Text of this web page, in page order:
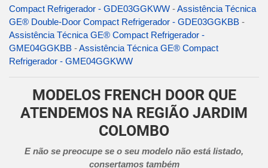
Compact Refrigerador - GDE03GGKWW -Assistência Técnica
GE® Double-Door Compact Refrigerador - GDE03GGKBB -
Assistência Técnica GE® Compact Refrigerador -
GME04GGKBB -Assistência Técnica GE® Compact
Refrigerador - GME04GGKWW
MODELOS FRENCH DOOR QUE
ATENDEMOS NA REGIÃO JARDIM
COLOMBO
E não se preocupe se o seu modelo não está listado,
consertamos também